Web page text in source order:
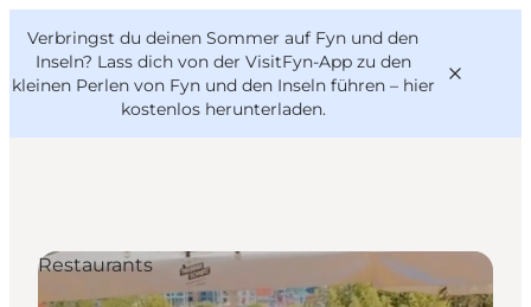
Verbringst du deinen Sommer auf Fyn und den
Inseln? Lass dich von der VisitFyn-App zu den
kleinen Perlen von Fyn und den Inseln führen – hier
kostenlos herunterladen.
Reise Ideen
Outdoor & bike
VisitFyn
Deutsch
Restaurants